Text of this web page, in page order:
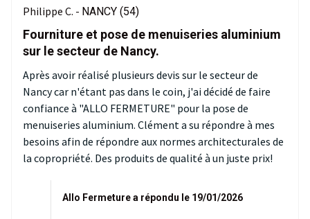
Philippe C. - NANCY (54)
Fourniture et pose de menuiseries aluminium
sur le secteur de Nancy.
Après avoir réalisé plusieurs devis sur le secteur de
Nancy car n'étant pas dans le coin, j'ai décidé de faire
confiance à "ALLO FERMETURE" pour la pose de
menuiseries aluminium. Clément a su répondre à mes
besoins afin de répondre aux normes architecturales de
la copropriété. Des produits de qualité à un juste prix!
Allo Fermeture a répondu le 19/01/2026